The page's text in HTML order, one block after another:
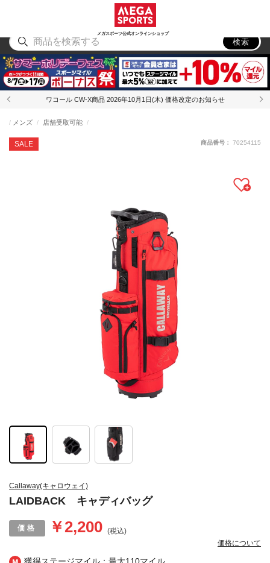
メガスポーツ公式オンラインショップ
アウトドア
検索
ワコール CW-X商品 2026年10月1日(木) 価格改定のお知らせ
Callaway(キャロウェイ)
LAIDBACK キャディバッグ
SALE
メンズ 店舗受取可能
￥2,200 (税込)
価格について
商品番号： 70254115